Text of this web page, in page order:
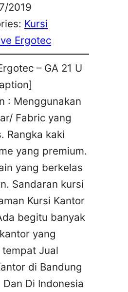
2019
Kursi
Ergotec
– GA 21 U
: Menggunakan
Fabric yang
Rangka kaki
yang premium.
yang berkelas
Sandaran kursi
Kursi Kantor
begitu banyak
yang
Jual
di Bandung
Dan Di Indonesia